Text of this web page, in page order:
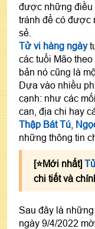
được những điều
tránh để có được
sẻ.
Tử vi hàng ngày
các tuổi Mão
bản nó cũng là
Dựa vào nhiều
cạnh: như các
can, địa chi hay
Thập Bát Tú
những thông tin
[⭐️Mới nhất]
chi tiết và
Sau đây là
ngày 9/4/2022